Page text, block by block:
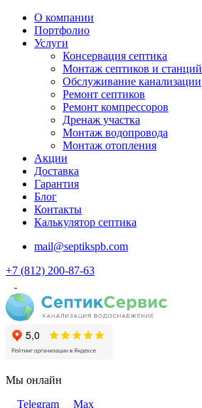
О компании
Портфолио
Услуги
Консервация септика
Монтаж септиков и станций
Обслуживание канализации
Ремонт септиков
Ремонт компрессоров
Дренаж участка
Монтаж водопровода
Монтаж отопления
Акции
Доставка
Гарантия
Блог
Контакты
Калькулятор септика
mail@septikspb.com
+7 (812) 200-87-63
Мы онлайн
Telegram
Max